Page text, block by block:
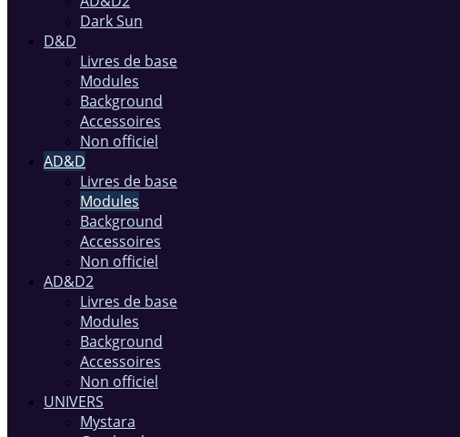
Dark Sun
D&D
Livres de base
Modules
Background
Accessoires
Non officiel
AD&D
Livres de base
Modules
Background
Accessoires
Non officiel
AD&D2
Livres de base
Modules
Background
Accessoires
Non officiel
UNIVERS
Mystara